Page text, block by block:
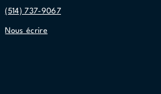
(514) 737-9067
Nous écrire